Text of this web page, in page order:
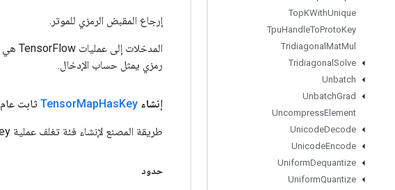
TopKWithUnique
TpuHandleToProtoKey
Tridiagonal MatMul
Tridiagonal Solve
Unbatch
UnbatchGrad
UncompressElement
UnicodeDecode
UnicodeEncode
UniformDequantize
UniformQuantize
إرجاع المقبض الرمزي للموتر.
رمزي يمثل حساب الإدخال.
إنشاء TensorMapHasKey ثابت عام
طريقة المصنع لإنشاء فئة تغلف عملية TensorMapHasKey جديدة.
حدود